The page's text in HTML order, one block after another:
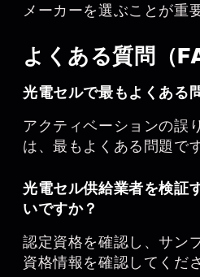
メーカーを選ぶことが重
よくある質問（
光電セルで最もよくある
アクティベーションの誤
は、最もよくある問題で
光電セル供給業者を検証
いですか？
認定資格を確認し、サン
資格情報を確認してくだ